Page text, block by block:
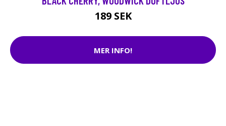
189 SEK
MER INFO!